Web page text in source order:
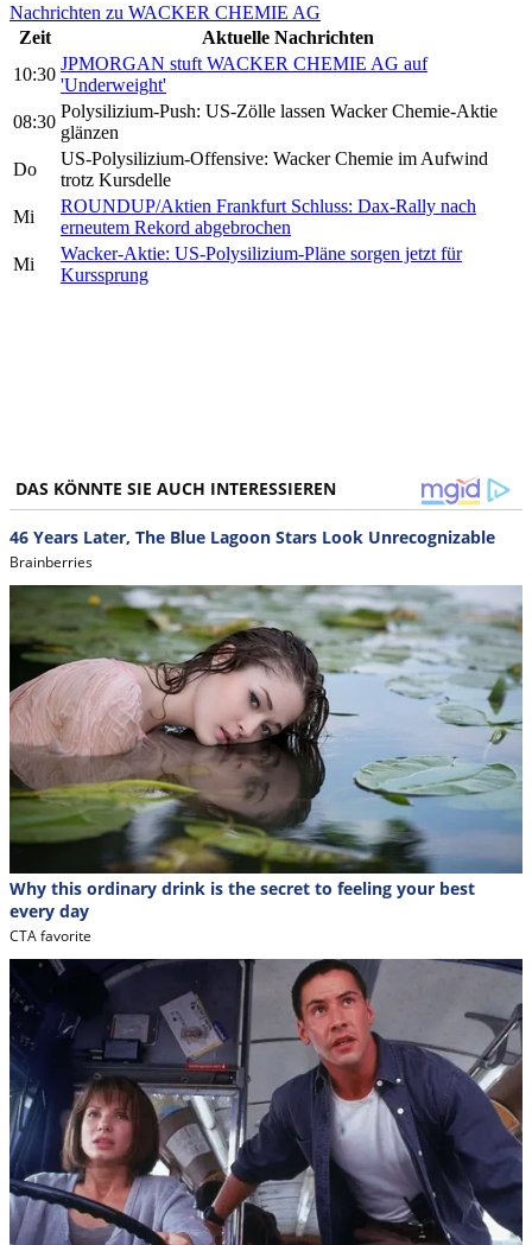
Nachrichten zu WACKER CHEMIE AG
Zeit
Aktuelle Nachrichten
10:30
JPMORGAN stuft WACKER CHEMIE AG auf
'Underweight'
08:30
Polysilizium-Push: US-Zölle lassen Wacker Chemie-Aktie
glänzen
Do
US-Polysilizium-Offensive: Wacker Chemie im Aufwind
trotz Kursdelle
Mi
ROUNDUP/Aktien Frankfurt Schluss: Dax-Rally nach
erneutem Rekord abgebrochen
Mi
Wacker-Aktie: US-Polysilizium-Pläne sorgen jetzt für
Kurssprung